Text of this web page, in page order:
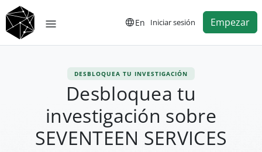
En Iniciar sesión Empezar
DESBLOQUEA TU INVESTIGACIÓN
Desbloquea tu
investigación sobre
SEVENTEEN SERVICES